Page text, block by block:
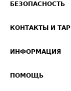
Звезды ATI.SU на
Средние ставки
БЕЗОПАСНОСТЬ
Светофор+
О формировании
КОНТАКТЫ И
Реклама на сайте
ИНФОРМАЦИЯ
ПОМОЩЬ